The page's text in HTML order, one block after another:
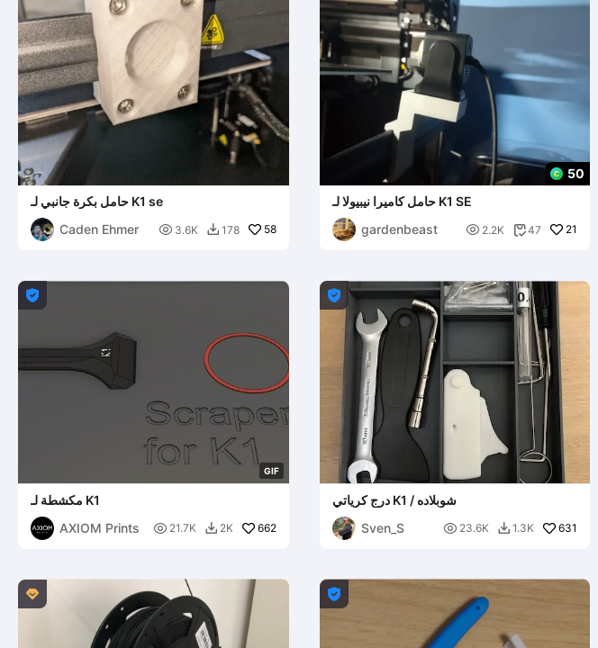
حامل بكرة جانبي لـ K1 se
Caden Ehmer
 3.6K  178 58
50
حامل كاميرا نيبيولا لـ K1 SE
gardenbeast
 2.2K 47 21
GIF

مكشطة لـ K1
AXIOM Prints
 21.7K  2K 662

درج كرياتي K1 / شوبلاده
Sven_S
 23.6K  1.3K 631
 